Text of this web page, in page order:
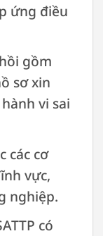
ứng điều
gồm
sơ xin
vi sai
các cơ
vực,
nghiệp.
có